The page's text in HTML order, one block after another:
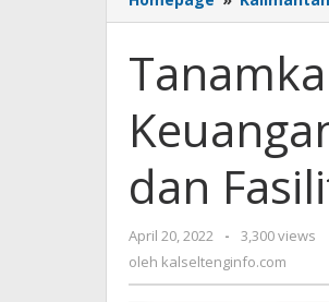
dan
April 20, 2022
oleh
-
3,300 views
oleh kalseltenginfo.com